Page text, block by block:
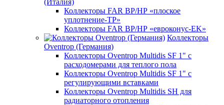
(Италия)
Коллекторы FAR ВР/НР «плоское
уплотнение-TP»
Коллекторы FAR ВР/НР «евроконус-EK»
Коллекторы
Oventrop (Германия)
Коллекторы Oventrop Multidis SF 1" с
расходомерами для теплого пола
Коллекторы Oventrop Multidis SF 1" с
регулирующими вставками
Коллекторы Oventrop Multidis SH для
радиаторного отопления